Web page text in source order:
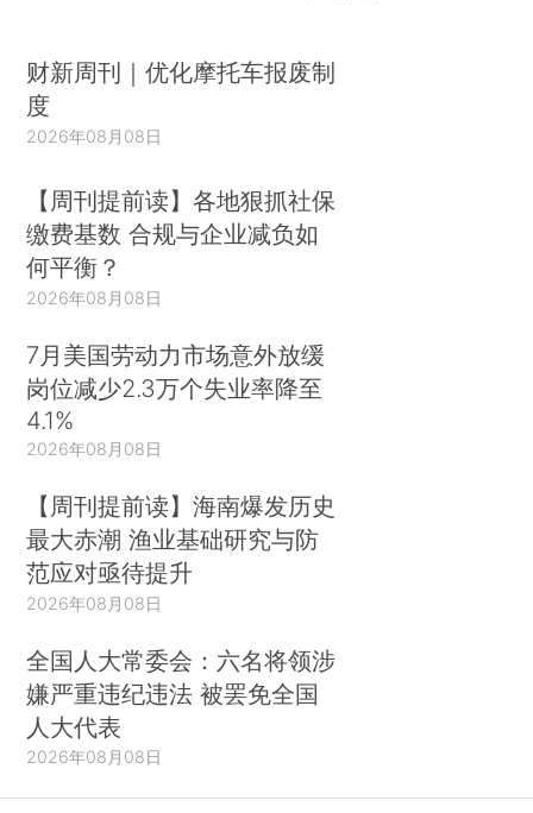
财新周刊｜优化摩托车报废制
度
2026年08月08日
【周刊提前读】各地狠抓社保
缴费基数 合规与企业减负如
何平衡？
2026年08月08日
7月美国劳动力市场意外放缓
岗位减少2.3万个失业率降至
4.1%
2026年08月08日
【周刊提前读】海南爆发历史
最大赤潮 渔业基础研究与防
范应对亟待提升
2026年08月08日
全国人大常委会：六名将领涉
嫌严重违纪违法 被罢免全国
人大代表
2026年08月08日